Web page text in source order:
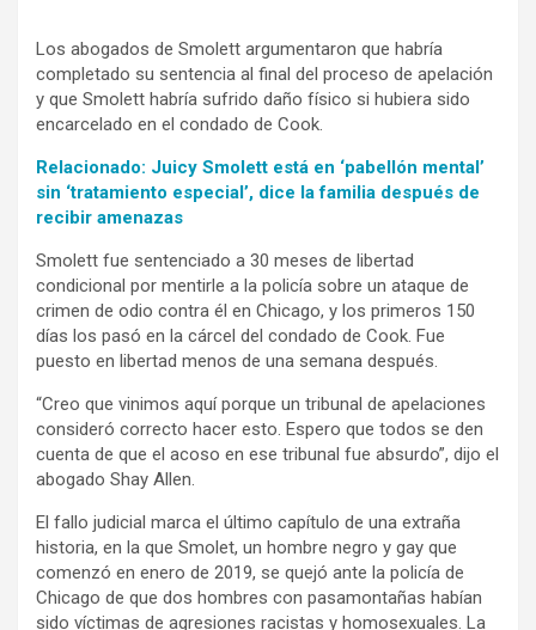
Los abogados de Smolett argumentaron que habría
completado su sentencia al final del proceso de apelación
y que Smolett habría sufrido daño físico si hubiera sido
encarcelado en el condado de Cook.
Relacionado: Juicy Smolett está en ‘pabellón mental’
sin ‘tratamiento especial’, dice la familia después de
recibir amenazas
Smolett fue sentenciado a 30 meses de libertad
condicional por mentirle a la policía sobre un ataque de
crimen de odio contra él en Chicago, y los primeros 150
días los pasó en la cárcel del condado de Cook. Fue
puesto en libertad menos de una semana después.
“Creo que vinimos aquí porque un tribunal de apelaciones
consideró correcto hacer esto. Espero que todos se den
cuenta de que el acoso en ese tribunal fue absurdo”, dijo el
abogado Shay Allen.
El fallo judicial marca el último capítulo de una extraña
historia, en la que Smolet, un hombre negro y gay que
comenzó en enero de 2019, se quejó ante la policía de
Chicago de que dos hombres con pasamontañas habían
sido víctimas de agresiones racistas y homosexuales. La